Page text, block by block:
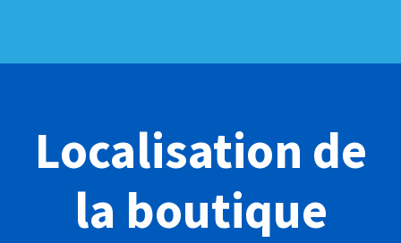
Localisation de
la boutique